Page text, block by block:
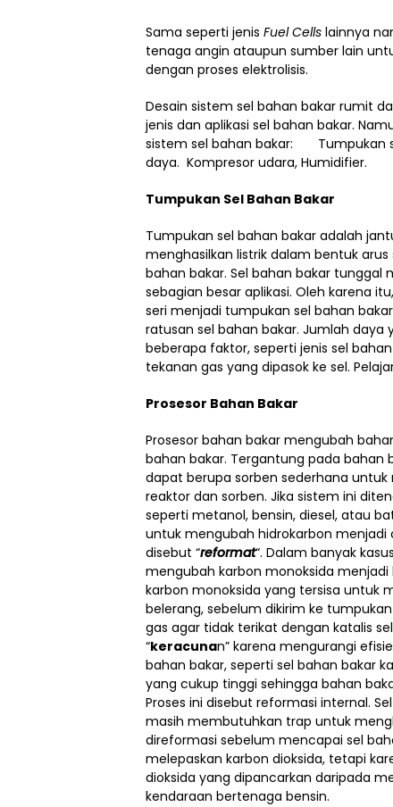
Sama seperti jenis Fuel Cells lainnya
tenaga angin ataupun sumber lain
dengan proses elektrolisis.
Desain sistem sel bahan bakar rumit
jenis dan aplikasi sel bahan bakar.
sistem sel bahan bakar: Tumpukan
daya. Kompresor udara, Humidifier.
Tumpukan Sel Bahan Bakar
Tumpukan sel bahan bakar adalah
menghasilkan listrik dalam bentuk
bahan bakar. Sel bahan bakar tunggal
sebagian besar aplikasi. Oleh karena
seri menjadi tumpukan sel bahan
ratusan sel bahan bakar. Jumlah daya
beberapa faktor, seperti jenis sel
tekanan gas yang dipasok ke sel.
Prosesor Bahan Bakar
Prosesor bahan bakar mengubah
bahan bakar. Tergantung pada bahan
dapat berupa sorben sederhana
reaktor dan sorben. Jika sistem ini
seperti metanol, bensin, diesel, atau
untuk mengubah hidrokarbon
disebut “reformat“. Dalam banyak
mengubah karbon monoksida
karbon monoksida yang tersisa untuk
belerang, sebelum dikirim ke
gas agar tidak terikat dengan katalis
“keracunan” karena mengurangi
bahan bakar, seperti sel bahan bakar
yang cukup tinggi sehingga bahan
Proses ini disebut reformasi internal.
masih membutuhkan trap untuk
direformasi sebelum mencapai sel
melepaskan karbon dioksida, tetapi
dioksida yang dipancarkan daripada
kendaraan bertenaga bensin.